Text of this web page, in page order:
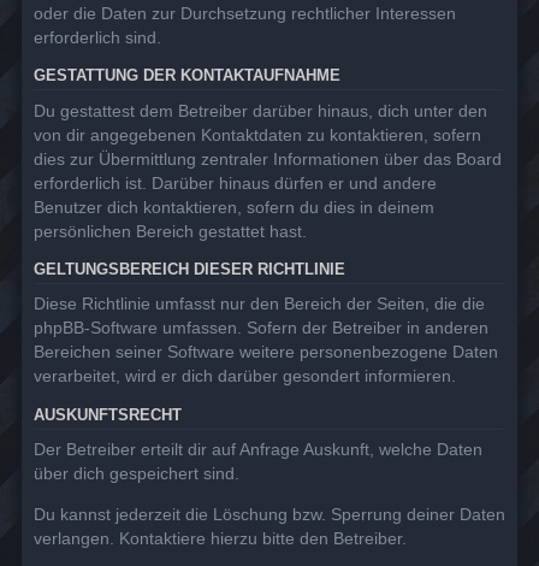
oder die Daten zur Durchsetzung rechtlicher Interessen
erforderlich sind.
GESTATTUNG DER KONTAKTAUFNAHME
Du gestattest dem Betreiber darüber hinaus, dich unter den
von dir angegebenen Kontaktdaten zu kontaktieren, sofern
dies zur Übermittlung zentraler Informationen über das Board
erforderlich ist. Darüber hinaus dürfen er und andere
Benutzer dich kontaktieren, sofern du dies in deinem
persönlichen Bereich gestattet hast.
GELTUNGSBEREICH DIESER RICHTLINIE
Diese Richtlinie umfasst nur den Bereich der Seiten, die die
phpBB-Software umfassen. Sofern der Betreiber in anderen
Bereichen seiner Software weitere personenbezogene Daten
verarbeitet, wird er dich darüber gesondert informieren.
AUSKUNFTSRECHT
Der Betreiber erteilt dir auf Anfrage Auskunft, welche Daten
über dich gespeichert sind.
Du kannst jederzeit die Löschung bzw. Sperrung deiner Daten
verlangen. Kontaktiere hierzu bitte den Betreiber.